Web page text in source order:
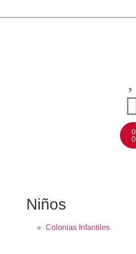
0
Niños
Colonias Infantiles